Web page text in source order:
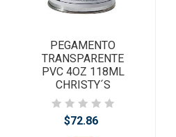
PEGAMENTO
TRANSPARENTE
PVC 4OZ 118ML
CHRISTY´S
$72.86